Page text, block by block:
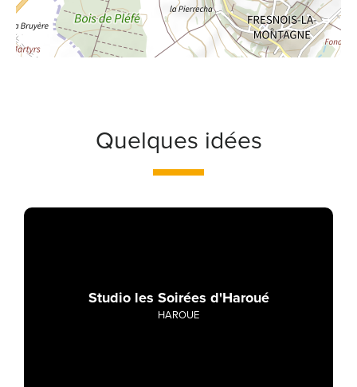
Quelques idées
Studio les Soirées d'Haroué
HAROUE